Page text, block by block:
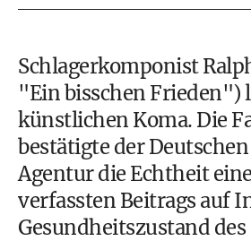
Schlagerkomponist
"Ein bisschen Frieden")
künstlichen Koma. Die
bestätigte der
Agentur die Echtheit
verfassten Beitrags auf
Gesundheitszustand